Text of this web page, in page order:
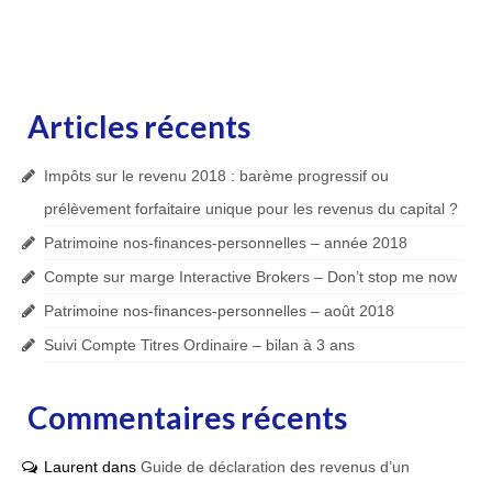
Articles récents
Impôts sur le revenu 2018 : barème progressif ou
prélèvement forfaitaire unique pour les revenus du capital ?
Patrimoine nos-finances-personnelles – année 2018
Compte sur marge Interactive Brokers – Don’t stop me now
Patrimoine nos-finances-personnelles – août 2018
Suivi Compte Titres Ordinaire – bilan à 3 ans
Commentaires récents
Laurent dans Guide de déclaration des revenus d’un